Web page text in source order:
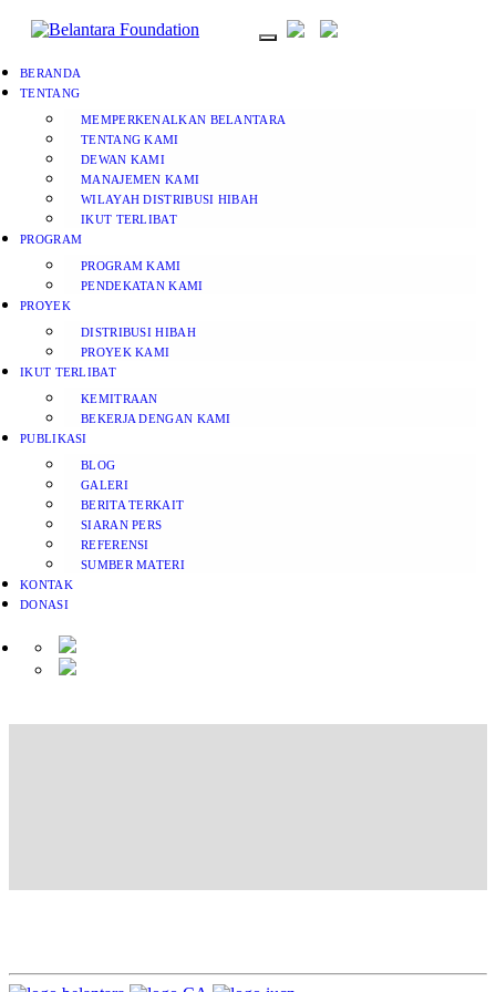
BERANDA
TENTANG
MEMPERKENALKAN BELANTARA
TENTANG KAMI
DEWAN KAMI
MANAJEMEN KAMI
WILAYAH DISTRIBUSI HIBAH
IKUT TERLIBAT
PROGRAM
PROGRAM KAMI
PENDEKATAN KAMI
PROYEK
DISTRIBUSI HIBAH
PROYEK KAMI
IKUT TERLIBAT
KEMITRAAN
BEKERJA DENGAN KAMI
PUBLIKASI
BLOG
GALERI
BERITA TERKAIT
SIARAN PERS
REFERENSI
SUMBER MATERI
KONTAK
DONASI